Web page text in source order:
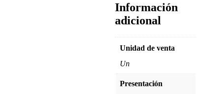
Información
adicional
Unidad de venta
Un
Presentación